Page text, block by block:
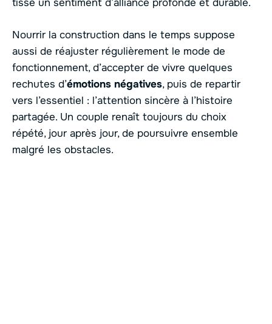
tisse un sentiment d’alliance profonde et durable.
Nourrir la construction dans le temps suppose
aussi de réajuster régulièrement le mode de
fonctionnement, d’accepter de vivre quelques
rechutes d’émotions négatives, puis de repartir
vers l’essentiel : l’attention sincère à l’histoire
partagée. Un couple renaît toujours du choix
répété, jour après jour, de poursuivre ensemble
malgré les obstacles.